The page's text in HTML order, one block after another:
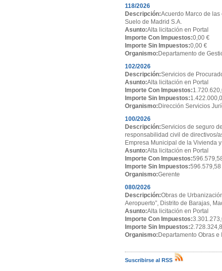
118/2026
Descripción:Acuerdo Marco de
Suelo de Madrid S.A.
Asunto:Alta licitación en Portal
Importe Con Impuestos:0,00 €
Importe Sin Impuestos:0,00 €
Organismo: Departamento de
102/2026
Descripción:Servicios de
Asunto:Alta licitación en Portal
Importe Con Impuestos:
Importe Sin Impuestos:
Organismo: Dirección Servicios
100/2026
Descripción:Servicios de seguro
responsabilidad civil de directivos/
Empresa Municipal de la Vivienda
Asunto:Alta licitación en Portal
Importe Con Impuestos:
Importe Sin Impuestos:596.579,58
Organismo:Gerente
080/2026
Descripción:Obras de
Aeropuerto”, Distrito de Barajas,
Asunto:Alta licitación en Portal
Importe Con Impuestos:
Importe Sin Impuestos:
Organismo: Departamento Obras e
Suscribirse al RSS